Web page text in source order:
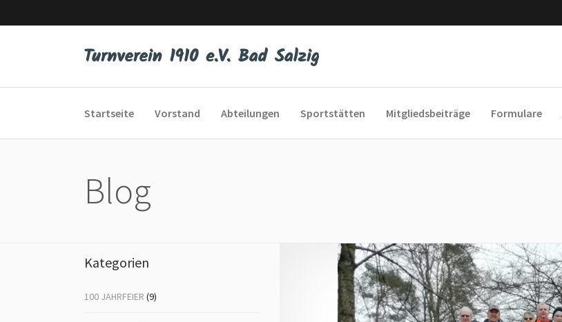
Startseite Vorstand Abteilungen
Eltern-Kind-Turnen
Kunstturnen Er und Sie Sport
Fit ins Alter
Frauengymnastik
Sportstätten Mitgliedsbeiträge Formulare
Blog
Kategorien
100 JAHRFEIER (9)